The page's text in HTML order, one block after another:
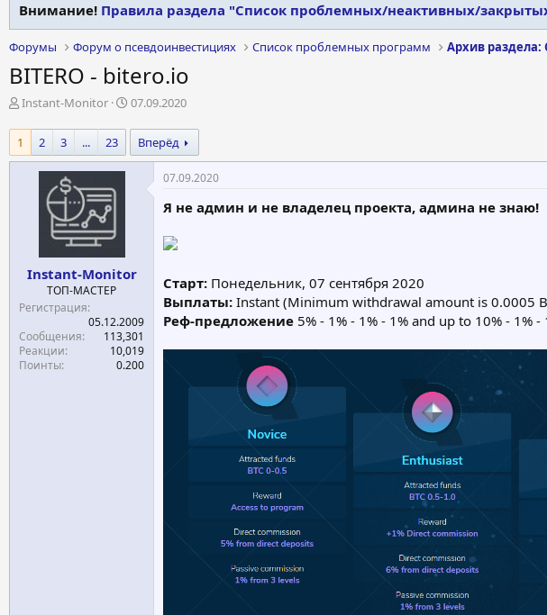
Внимание! Правила раздела "Список проблемных/неактивных/
Форумы Форум о псевдоинвестициях Список проблемных программ
BITERO - bitero.io
А
т
о
р
Instant-Monitor
Д
т
н
07.09.2020
1 2 3 ... 23 Вперёд
Instant-Monitor
ТОП-МАСТЕР
Регистрация
05.12.2009
Сообщения
113,301
Реакции
10,019
Поинты
0.200
07.09.2020
Я не админ и не владелец проекта, админа не знаю!
Старт: Понедельник, 07 сентября 2020
Выплаты: Instant (Minimum withdrawal amount is 0.0005
Реф-предложение 5% - 1% - 1% - 1% and up to 10% - 1% -